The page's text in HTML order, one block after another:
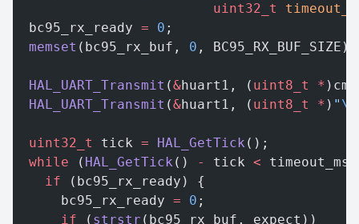
                         uint32_t
  bc95_rx_ready
= 0 ;
  memset
(bc95_rx_buf, 0 , BC95_RX_BUF_SIZE);
  HAL_UART_Transmit
(&huart1, ( uint8_t *
  HAL_UART_Transmit
(&huart1, ( uint8_t * ) "
  uint32_t
tick = HAL_GetTick ();
  while
( HAL_GetTick () - tick <
    if
(bc95_rx_ready) {
      bc95_rx_ready
= 0 ;
      if
( strstr (bc95_rx_buf, expect))